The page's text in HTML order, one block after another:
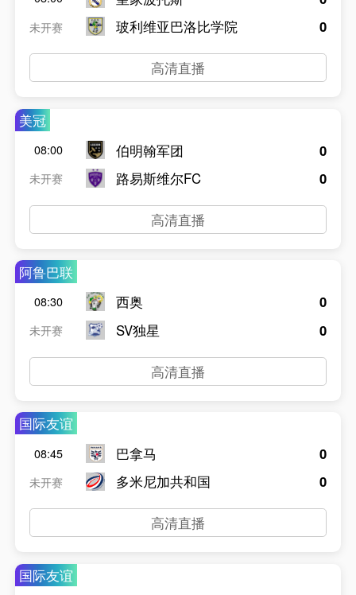
未开赛
玻利维亚巴洛比学院
0
高清直播
美冠
08:00
未开赛
伯明翰军团
路易斯维尔FC
0
0
高清直播
阿鲁巴联
08:30
未开赛
西奥
SV独星
0
0
高清直播
国际友谊
08:45
未开赛
巴拿马
多米尼加共和国
0
0
高清直播
国际友谊